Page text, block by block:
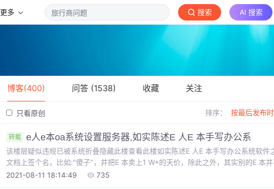
更多 搜索 AI 搜索
博客(400) 问答 (1538) 收藏 关注
只看原创 排序： 按最后发布
转载 e人e本oa系统设置服务器,如实陈述E 人E 本手写办公系
该楼层疑似违规已被系统折叠隐藏此楼查看此楼如实陈述E 人E 本手写办公系统软件
文档上签个名，比如:"傻子"，并把E 本卖上1 W+的天价，除此之外，其实别的E 本并
E 本手写办公系统不稳定，各种崩溃随机出现，软件停止运行。2 手写办公系统没有
2021-08-11 18:14:49 735